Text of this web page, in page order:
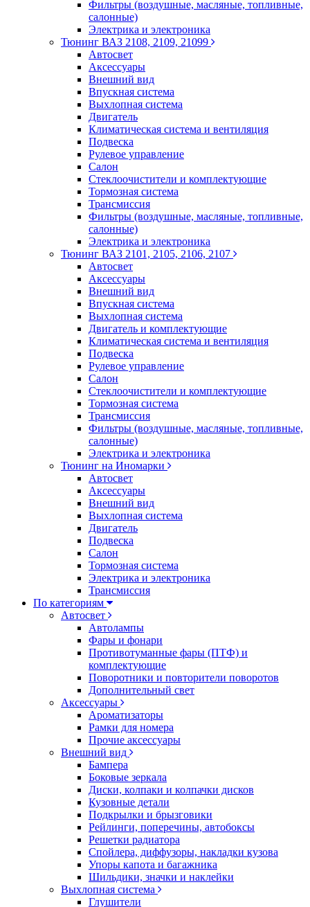
Фильтры (воздушные, масляные, топливные,
салонные)
Электрика и электроника
Тюнинг ВАЗ 2108, 2109, 21099
Автосвет
Аксессуары
Внешний вид
Впускная система
Выхлопная система
Двигатель
Климатическая система и вентиляция
Подвеска
Рулевое управление
Салон
Стеклоочистители и комплектующие
Тормозная система
Трансмиссия
Фильтры (воздушные, масляные, топливные,
салонные)
Электрика и электроника
Тюнинг ВАЗ 2101, 2105, 2106, 2107
Автосвет
Аксессуары
Внешний вид
Впускная система
Выхлопная система
Двигатель и комплектующие
Климатическая система и вентиляция
Подвеска
Рулевое управление
Салон
Стеклоочистители и комплектующие
Тормозная система
Трансмиссия
Фильтры (воздушные, масляные, топливные,
салонные)
Электрика и электроника
Тюнинг на Иномарки
Автосвет
Аксессуары
Внешний вид
Выхлопная система
Двигатель
Подвеска
Салон
Тормозная система
Электрика и электроника
Трансмиссия
По категориям
Автосвет
Автолампы
Фары и фонари
Противотуманные фары (ПТФ) и
комплектующие
Поворотники и повторители поворотов
Дополнительный свет
Аксессуары
Ароматизаторы
Рамки для номера
Прочие аксессуары
Внешний вид
Бампера
Боковые зеркала
Диски, колпаки и колпачки дисков
Кузовные детали
Подкрылки и брызговики
Рейлинги, поперечины, автобоксы
Решетки радиатора
Спойлера, диффузоры, накладки кузова
Упоры капота и багажника
Шильдики, значки и наклейки
Выхлопная система
Глушители